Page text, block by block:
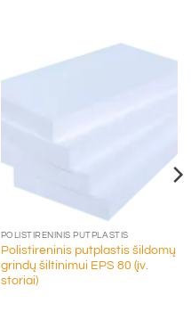
POLISTIRENINIS PUTPLASTIS
Polistireninis putplastis šildomų
grindų šiltinimui EPS 80 (įv.
storiai)